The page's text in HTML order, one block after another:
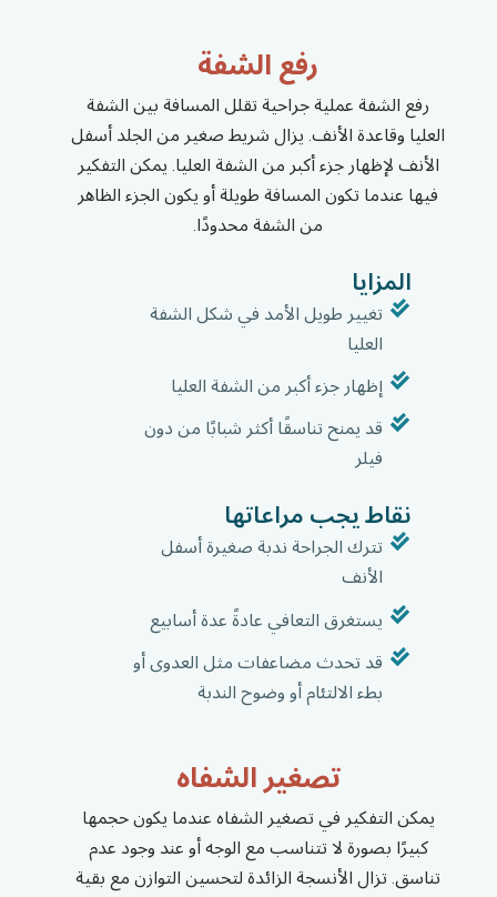
رفع الشفة
رفع الشفة عملية جراحية تقلل المسافة بين الشفة
العليا وقاعدة الأنف. يزال شريط صغير من الجلد أسفل
الأنف لإظهار جزء أكبر من الشفة العليا. يمكن التفكير
فيها عندما تكون المسافة طويلة أو يكون الجزء الظاهر
من الشفة محدودًا.
المزايا
تغيير طويل الأمد في شكل الشفة
العليا
إظهار جزء أكبر من الشفة العليا
قد يمنح تناسقًا أكثر شبابًا من دون
فيلر
نقاط يجب مراعاتها
تترك الجراحة ندبة صغيرة أسفل
الأنف
يستغرق التعافي عادةً عدة أسابيع
قد تحدث مضاعفات مثل العدوى أو
بطء الالتئام أو وضوح الندبة
تصغير الشفاه
يمكن التفكير في تصغير الشفاه عندما يكون حجمها
كبيرًا بصورة لا تتناسب مع الوجه أو عند وجود عدم
تناسق. تزال الأنسجة الزائدة لتحسين التوازن مع بقية